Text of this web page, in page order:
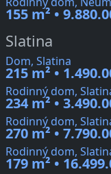
155 m² •
Slatina
Dom, Slatina
215 m² •
Rodinný dom,
234 m² •
Rodinný dom,
270 m² •
Rodinný dom,
179 m² •